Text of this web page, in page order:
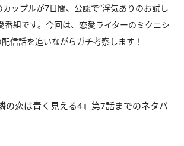
ップルが7日間、公認で“浮気ありのお試し
番組です。今回は、恋愛ライターのミクニシ
信話を追いながらガチ考察します！
の恋は青く見える4』第7話までのネタバ